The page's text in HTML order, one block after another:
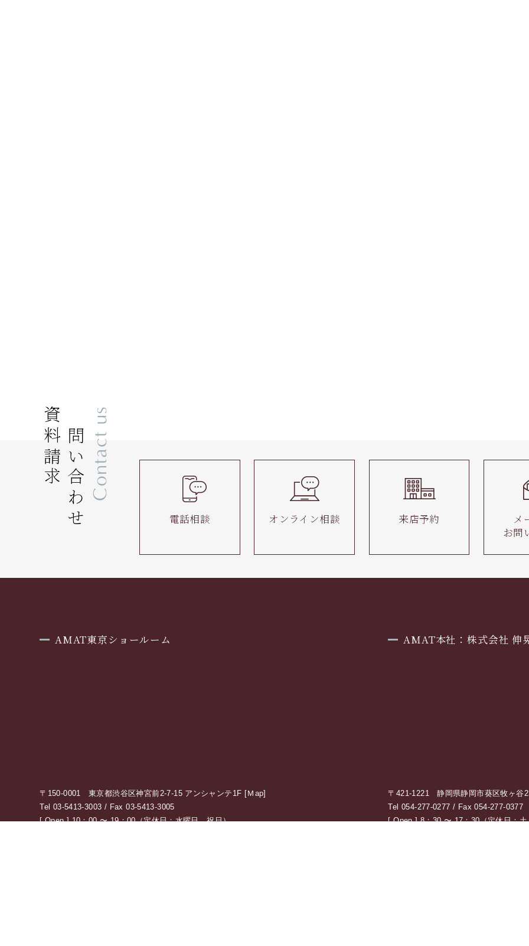
Contact us
お問い合わせ
資料請求
電話相談 オンライン相談 来店予約
メ
お問
AMAT東京ショールーム
〒150-0001 東京都渋谷区神宮前2-7-15 アンシャンテ1F [Ｍap]
Tel 03-5413-3003 / Fax 03-5413-3005
[ Open ] 10：00 〜 19：00（定休日：水曜日、祝日）
AMAT本社：株式会社 伸
〒421-1221 静岡県静岡市葵区牧ヶ谷
Tel 054-277-0277 / Fax 054-277-0377
[ Open ] 8：30 〜 17：30（定休日：